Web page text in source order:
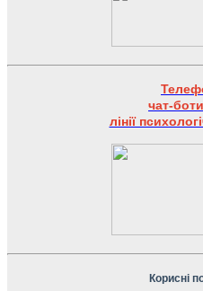
чат-
лінії
Корисні